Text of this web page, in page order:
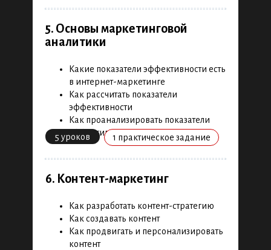
Как разработать контент-стратегию
Как создавать контент
Как продвигать и персонализировать
контент
6. Контент-маркетинг
Какие показатели эффективности есть
в интернет-маркетинге
Как рассчитать показатели
эффективности
Как проанализировать показатели
эффективности
5. Основы маркетинговой
аналитики
5 уроков 1 практическое задание
Как бизнес использует метрики
Как определить ключевые
показатели эффективности
unit-экономики
3. Экономика продукта
2 практических задания
Как анализировать конкурентов
Как проводить Customer Development
21 урок 1 бизнес-кейс